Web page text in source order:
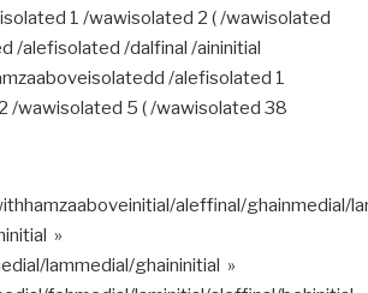
1 /wawisolated 2 ( /wawisolated
/alefisolated /dalfinal /aininitial
/alefisolated 1
/wawisolated 5 ( /wawisolated 38
aleffinal/ghainmedial/
»
lammedial/ghaininitial »